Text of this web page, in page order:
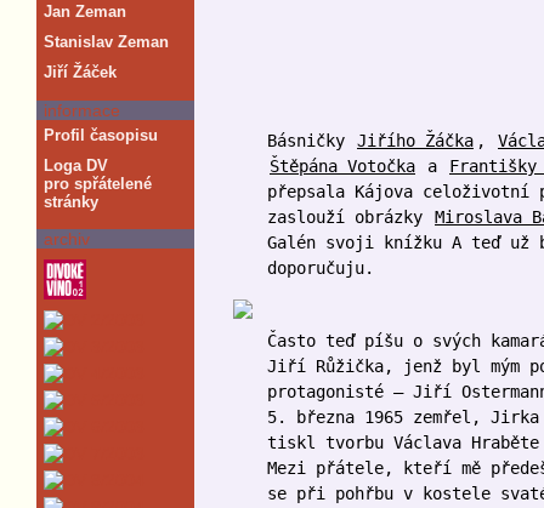
Jan Zeman
Stanislav Zeman
Jiří Žáček
informace
Profil časopisu
Loga DV
pro spřátelené
stránky
archiv
Básničky Jiřího Žáčka ,
Štěpána Votočka
a
Františky
přepsala Kájova celoživotní
zaslouží obrázky
Miroslava
Galén svoji knížku A teď
doporučuju.
Často teď píšu o svých
Jiří Růžička, jenž byl mým
protagonisté – Jiří
5. března 1965 zemřel,
tiskl tvorbu Václava
Mezi přátele, kteří mě
se při pohřbu v kostele